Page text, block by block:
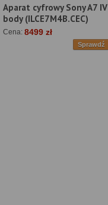
Aparat cyfrowy Sony A7 IV
body (ILCE7M4B.CEC)
Cena: 8499 zł
Sprawdź